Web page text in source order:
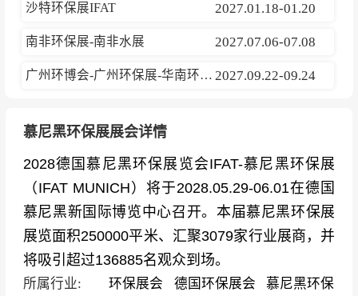
沙特环保展IFAT 2027.01.18-01.20
南非环保展-南非水展 2027.07.06-07.08
广州环博会-广州环保展-华南环保展 2027.09.22-09.24
慕尼黑环保展展会详情
2028德国慕尼黑环保展览会IFAT-慕尼黑环保展
（IFAT MUNICH）将于2028.05.29-06.01在德国
慕尼黑新国际博览中心召开。本届慕尼黑环保展
展览面积250000平米、汇聚3079家行业展商，并
将吸引超过136885名观众到场。
所属行业: 环保展会 德国环保展会
慕尼黑环保